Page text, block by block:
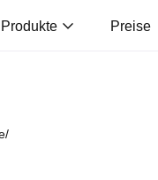
Produkte Preise
/